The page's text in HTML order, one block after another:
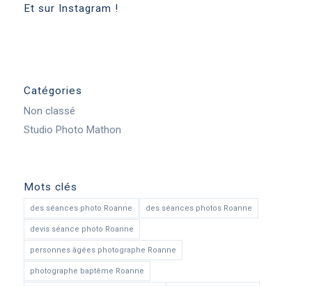
Et sur Instagram !
Catégories
Non classé
Studio Photo Mathon
Mots clés
des séances photo Roanne des séances photos Roanne
devis séance photo Roanne
personnes âgées photographe Roanne
photographe baptême Roanne